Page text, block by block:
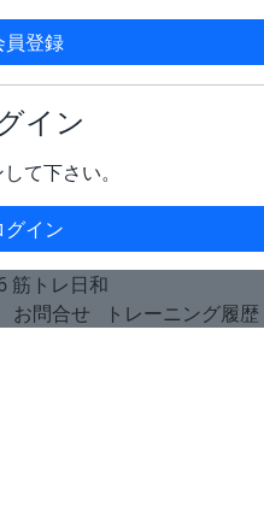
員登録
イン
て下さい。
グイン
筋トレ日和
お問合せ トレーニング履歴